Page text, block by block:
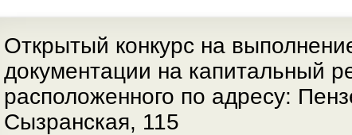
Открытый конкурс на
документации на капитальный
расположенного по адресу:
Сызранская, 115